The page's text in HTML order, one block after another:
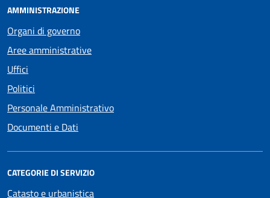
AMMINISTRAZIONE
Organi di governo
Aree amministrative
Uffici
Politici
Personale Amministrativo
Documenti e Dati
CATEGORIE DI SERVIZIO
Catasto e urbanistica